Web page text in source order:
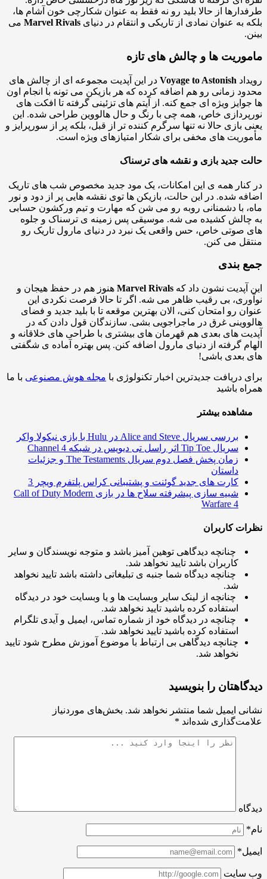
از حالا بلید رو نه فقط به عنوان شکارچی خون آشام ها،
به عنوان نمادی از تاریکی و انتقام در دنیایMarvel Rivalsمی
ها و چالش های تازه
Voyage to Astonishدر این آپدیت مجموعه ای از چالش های
زمانی رو هم اضافه کرده که هر بازیکن می تونه با انجام اون
ویژه ای جمع کنه. از آیتم های تزئینی گرفته تا افکت های
خاص، همه چی با رنگ و حال هالووین طراحی شده. این
بازی حالا نه تنها سرگرم کننده تر از قبل، بلکه پر از سورپرایز و
های مخفی برای شکار امتیازهای ویژه است.
جدید بازی و نقشه های ترسناک
همه ی این امکانات، یک مود جدید مخصوص شب های تاریک
شده. در این حالت، بازیکن ها توی نقشه هایی پر از دود و نور
با دشمنانی روبه رو می شن که مهارت و تیم ورکشون حسابی
کشیده می شه. موسیقی پس زمینه ی ترسناک و جلوه
صوتی خاص، حس واقعی یک نبرد در دنیای مارول تاریک رو
می کنن.
بندی
نشون داد که Marvel Rivalsهنوز هم در حفظ هیجان و
بی رقیب ظاهر می شه. اگر تا حالا فرصت نکردی این
رو امتحان کنی، الان بهترین موقعه تا با بلید جدید و فضای
غرق در ماجراجویی بشی. سازندگان قول دادن که در
های بعدی هم قهرمان های بیشتری با طراحی های خلاقانه و
گرفته از دنیای مارول اضافه کنن. پس بهتره آماده ی شگفتی
بعدی باشی!
دریافت جدیدترین اخبار تکنولوژی با مجله هوش مصنوعیبا ما
باشید
بیشتر
بررسی سریال Alice and Steve در Hulu با بازی نیکولا واکر
سریال Tip Toe اثر راسل تی دیویس در شبکه Channel 4
زمان پخش فصل دوم سریال The Testaments و جزئیات
داستان
کارت های جدید گوئنت و پشتیبانی کراس پلتفرم ویچر 3
شبیه سازی پیشرفته سلاح ها در بازی Call of Duty Modern
Warfare 4
کاربران
چنانچه دیدگاهی توهین آمیز باشد و متوجه نویسندگان و سایر
کاربران باشد تایید نخواهد شد.
چنانچه دیدگاه شما جنبه ی تبلیغاتی داشته باشد تایید نخواهد
چنانچه از لینک سایر وبسایت ها و یا وبسایت خود در دیدگاه
استفاده کرده باشید تایید نخواهد شد.
چنانچه در دیدگاه خود از شماره تماس، ایمیل و آیدی تلگرام
استفاده کرده باشید تایید نخواهد شد.
چنانچه دیدگاهی بی ارتباط با موضوع آموزش مطرح شود تایید
نخواهد شد.
را بنویسید
ایمیل شما منتشر نخواهد شد. بخش‌های موردنیاز
شده‌اند*